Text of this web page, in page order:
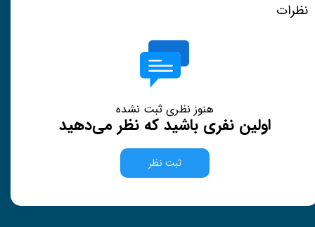
نظرات
هنوز نظری ثبت نشده
اولین نفری باشید که نظر می‌دهید
ثبت نظر